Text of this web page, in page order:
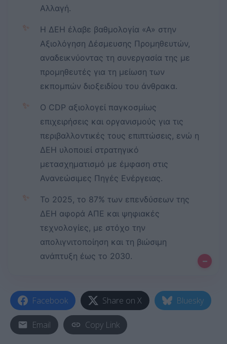
Αλλαγή.
✨
Η ΔΕΗ έλαβε βαθμολογία «Α» στην
Αξιολόγηση Δέσμευσης Προμηθευτών,
αναδεικνύοντας τη συνεργασία της με
προμηθευτές για τη μείωση των
εκπομπών διοξειδίου του άνθρακα.
✨
Ο CDP αξιολογεί παγκοσμίως
επιχειρήσεις και οργανισμούς για τις
περιβαλλοντικές τους επιπτώσεις, ενώ η
ΔΕΗ υλοποιεί στρατηγικό
μετασχηματισμό με έμφαση στις
Ανανεώσιμες Πηγές Ενέργειας.
✨
Το 2025, το 87% των επενδύσεων της
ΔΕΗ αφορά ΑΠΕ και ψηφιακές
τεχνολογίες, με στόχο την
απολιγνιτοποίηση και τη βιώσιμη
ανάπτυξη έως το 2030.
–
Facebook Share on X Bluesky
Email Copy Link